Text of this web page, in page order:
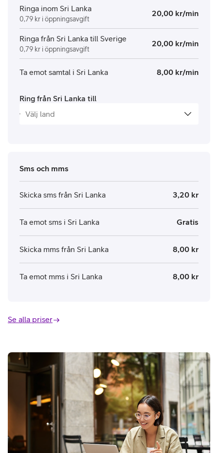
Ringa inom Sri Lanka
0,79 kr i öppningsavgift
20,00 kr/min
Ringa från Sri Lanka till Sverige
0,79 kr i öppningsavgift
20,00 kr/min
Ta emot samtal i Sri Lanka 8,00 kr/min
Ring från Sri Lanka till
Sms och mms
Skicka sms från Sri Lanka 3,20 kr
Ta emot sms i Sri Lanka Gratis
Skicka mms från Sri Lanka 8,00 kr
Ta emot mms i Sri Lanka 8,00 kr
Se alla priser